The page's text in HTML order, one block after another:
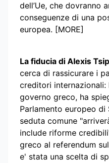
dell’Ue, che dovranno
conseguenze di una
europea. [MORE]
La fiducia di Alexis
cerca di rassicurare i
creditori
governo greco, ha
Parlamento europeo
seduta comune
include riforme
greco al referendum
e' stata una scelta di